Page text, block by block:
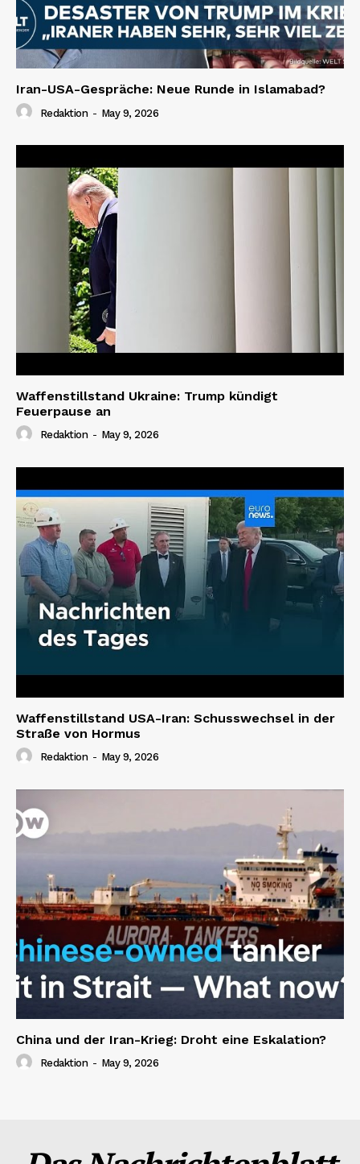
Iran-USA-Gespräche: Neue Runde in Islamabad?
Redaktion - May 9, 2026
Waffenstillstand Ukraine: Trump kündigt
Feuerpause an
Redaktion - May 9, 2026
Waffenstillstand USA-Iran: Schusswechsel in der
Straße von Hormus
Redaktion - May 9, 2026
China und der Iran-Krieg: Droht eine Eskalation?
Redaktion - May 9, 2026